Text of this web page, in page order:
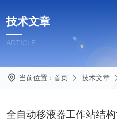
技术文章
ARTICLE
当前位置： 首页 技术文章
全自动移液器工作站结